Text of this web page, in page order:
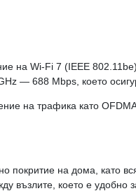
на Wi‑Fi 7 (IEEE
— 688 Mbps, което
на трафика като
покритие на дома, като
възлите, което е удобно